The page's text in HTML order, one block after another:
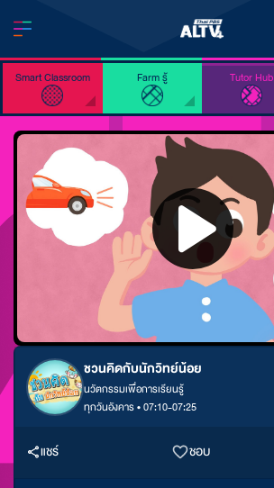
Smart Classroom Farm รู้ Tutor Hub
ชวนคิดกับนักวิทย์น้อย
นวัตกรรมเพื่อการเรียนรู้
ทุกวันอังคาร • 07:10-07:25
แชร์ ชอบ